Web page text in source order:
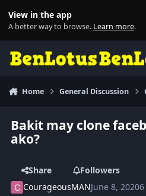
View in the app
A better way to browse. Learn more.
Home General Discussion
Bakit may clone
ako?
Share
Followers
CourageousMANJune 8, 2020